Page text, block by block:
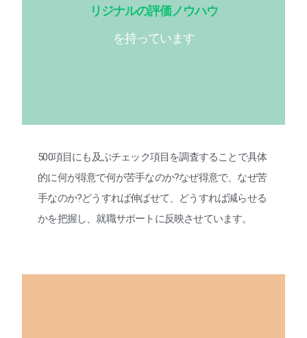
リジナルの評価ノウハウ
を持っています
500項目にも及ぶチェック項目を調査することで具体
的に何が得意で何が苦手なのか?なぜ得意で、なぜ苦
手なのか?どうすれば伸ばせて、どうすれば減らせる
かを把握し、就職サポートに反映させています。